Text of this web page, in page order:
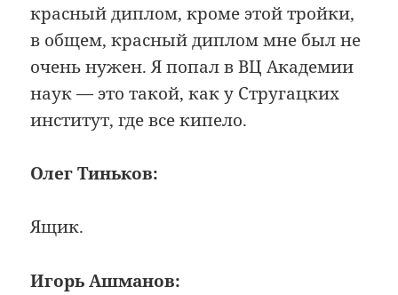
красный диплом, кроме этой тройки,
в общем, красный диплом мне был не
очень нужен. Я попал в ВЦ Академии
наук — это такой, как у Стругацких
институт, где все кипело.
Олег Тиньков:
Ящик.
Игорь Ашманов: